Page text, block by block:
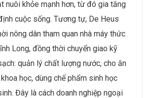
nuôi khỏe mạnh hơn, từ đó gia tăng
cuộc sống. Tương tự, De Heus
nông dân tham quan nhà máy thức
Long, đồng thời chuyển giao kỹ
quản lý chất lượng nước, cho ăn
học, dùng chế phẩm sinh học
Đây là cách doanh nghiệp ngoại